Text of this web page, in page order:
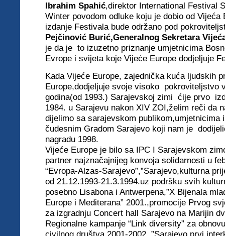
Ibrahim Spahić,direktor International Festival
Winter povodom odluke koju je dobio od Vijeća
izdanje Festivala bude održano pod
Pejčinović Burić,Generalnog Sekretara
je da je to izuzetno priznanje umjetnicima
Evrope i svijeta koje Vijeće Europe dodjeljuje
Kada Vijeće Europe, zajednička kuća ljudskih
Europe,dodjeljuje svoje visoko pokroviteljstvo
godina(od 1993.) Sarajevskoj zimi ćije prvo
1984. u Sarajevu nakon XIV ZOI,želim reči da
dijelimo sa sarajevskom publikom,umjetnicima
čudesnim Gradom Sarajevo koji nam je
nagradu 1998.
Vijeće Europe je bilo sa IPC I Sarajevskom
partner najznačajnijeg konvoja solidarnosti u
“Evropa-Alzas-Sarajevo”,”Sarajevo,kulturna
od 21.12.1993-21.3.1994.uz podršku svih
posebno Lisabona i Antwerpena,”X Bijenala
Europe i Mediterana” 2001.,promocije Prvog
za izgradnju Concert hall Sarajevo na Marijin
Regionalne kampanje “Link diversity” za
civilnog društva 2001-2002.,”Sarajevo,prvi